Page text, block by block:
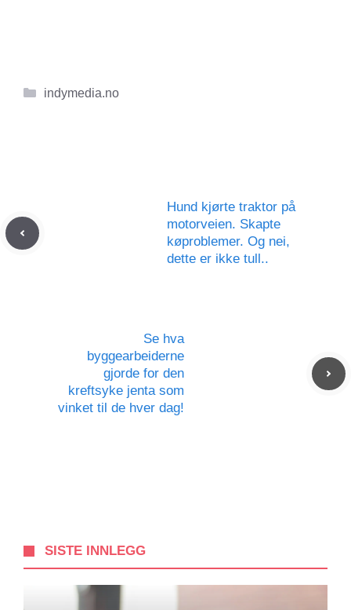
Kategorier
indymedia.no
Hund kjørte traktor på
motorveien. Skapte
køproblemer. Og nei,
dette er ikke tull..
Se hva
byggearbeiderne
gjorde for den
kreftsyke jenta som
vinket til de hver dag!
SISTE INNLEGG